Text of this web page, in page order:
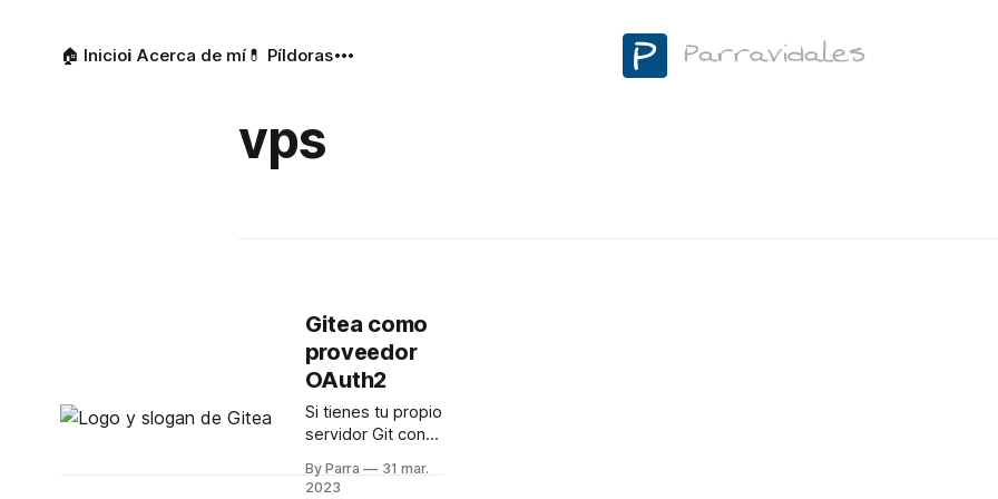
🏠 Inicioℹ️ Acerca de mí💊 Píldoras
vps
Gitea como
proveedor
OAuth2
Si tienes tu propio
servidor Git con
configurarlo para
By Parra
31 mar.
2023